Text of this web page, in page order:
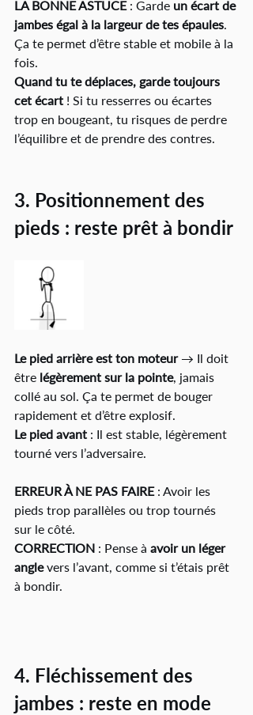
LA BONNE ASTUCE : Garde un écart de
jambes égal à la largeur de tes épaules.
Ça te permet d’être stable et mobile à la
fois.
Quand tu te déplaces, garde toujours
cet écart ! Si tu resserres ou écartes
trop en bougeant, tu risques de perdre
l’équilibre et de prendre des contres.
3. Positionnement des
pieds : reste prêt à bondir
Le pied arrière est ton moteur → Il doit
être légèrement sur la pointe, jamais
collé au sol. Ça te permet de bouger
rapidement et d’être explosif.
Le pied avant : Il est stable, légèrement
tourné vers l’adversaire.
ERREUR À NE PAS FAIRE : Avoir les
pieds trop parallèles ou trop tournés
sur le côté.
CORRECTION : Pense à avoir un léger
angle vers l’avant, comme si t’étais prêt
à bondir.
4. Fléchissement des
jambes : reste en mode